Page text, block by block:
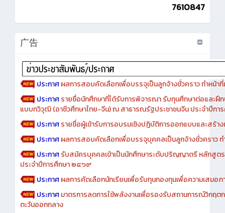
7610847
广告
ประกาศผลการสอบคัดเลือกเพื่อบรรจุเป็นลูกจ้างชั่วคราว ทำหน้าที่
ประกาศรายชื่อนักศึกษาที่ได้รับการพิจารณา รับทุนศึกษาต่อและฝึ
แบบทวิวุฒิ (อาชีวศึกษาไทย-จีน) ณ สาธารณรัฐประชาชนจีน ประจำปีก
ประกาศรายชื่อผู้เข้ารับการอบรมเชิงปฏิบัติการออกแบบและสร้า
ประกาศผลการสอบคัดเลือกเพื่อบรรจุบุคคลเป็นลูกจ้างชั่วคราว ท
ประกาศรับสมัครบุคคลเข้าเป็นนักศึกษาระดับปริญญาตรี หลักสูต
ประจำปีการศึกษา ๒๕๖๙
ประกาศผลการคัดเลือกนักเรียนเพื่อรับทุนกองทุนเพื่อความเสมอ
ประกาศมาตรการลดการใช้พลังงานเพื่อรองรับสถานการณ์วิกฤ
ตะวันออกกลาง